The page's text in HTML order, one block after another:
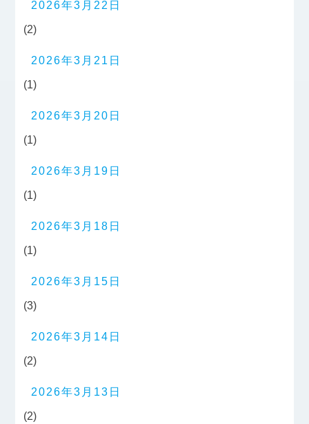
2026年3月22日
(2)
2026年3月21日
(1)
2026年3月20日
(1)
2026年3月19日
(1)
2026年3月18日
(1)
2026年3月15日
(3)
2026年3月14日
(2)
2026年3月13日
(2)